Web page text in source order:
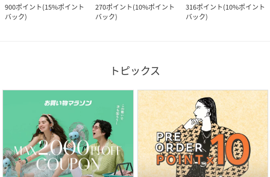
900ポイント(15%ポイント
バック)
270ポイント(10%ポイント
バック)
316ポイント(10%ポイント
バック)
トピックス